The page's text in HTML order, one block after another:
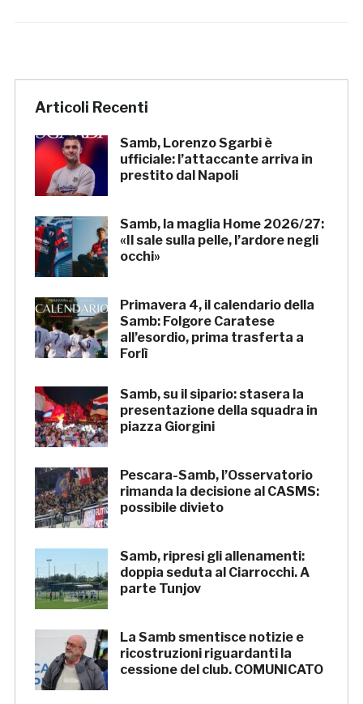
Articoli Recenti
Samb, Lorenzo Sgarbi è
ufficiale: l’attaccante arriva in
prestito dal Napoli
Samb, la maglia Home 2026/27:
«Il sale sulla pelle, l’ardore negli
occhi»
Primavera 4, il calendario della
Samb: Folgore Caratese
all’esordio, prima trasferta a
Forlì
Samb, su il sipario: stasera la
presentazione della squadra in
piazza Giorgini
Pescara-Samb, l’Osservatorio
rimanda la decisione al CASMS:
possibile divieto
Samb, ripresi gli allenamenti:
doppia seduta al Ciarrocchi. A
parte Tunjov
La Samb smentisce notizie e
ricostruzioni riguardanti la
cessione del club. COMUNICATO